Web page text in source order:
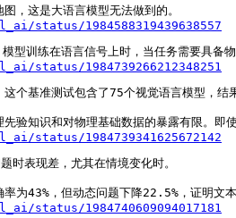
status/1984588319439638557
status/1984739266212348251
个基准测试包含了75个视觉语言模型，
status/1984739341625672142
表现差，尤其在情境变化时。
status/1984740609094017181